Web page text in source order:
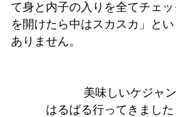
て身と内子の入りを全てチェ
を開けたら中はスカスカ」と
ありません。
美味しいケジャ
はるばる行ってきまし